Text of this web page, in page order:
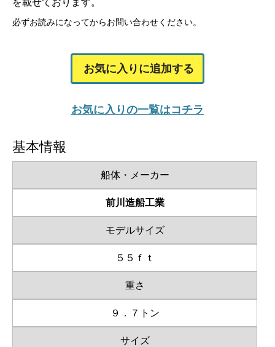
を載せております。
必ずお読みになってからお問い合わせください。
お気に入りに追加する
お気に入りの一覧はコチラ
基本情報
船体・メーカー
前川造船工業
モデルサイズ
５５ｆｔ
重さ
９．７トン
サイズ